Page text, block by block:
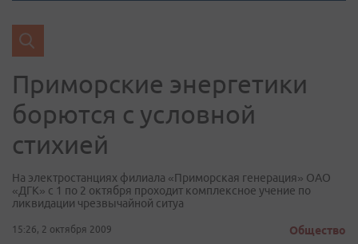
Приморские энергетики
борются с условной
стихией
На электростанциях филиала «Приморская генерация» ОАО
«ДГК» с 1 по 2 октября проходит комплексное учение по
ликвидации чрезвычайной ситуа
15:26, 2 октября 2009 Общество